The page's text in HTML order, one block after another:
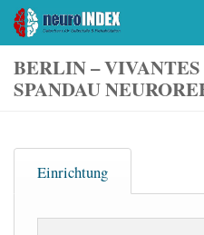
Skip to content
BERLIN –
SPANDAU
Einrichtung